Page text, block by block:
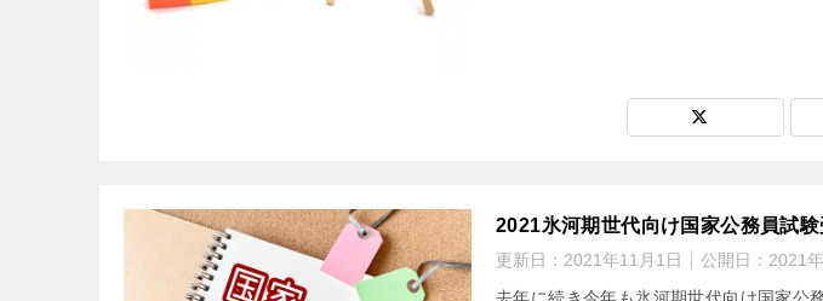
2021氷河期世代向け国家公務員試
更新日： 2021年11月1日 公開日： 2021